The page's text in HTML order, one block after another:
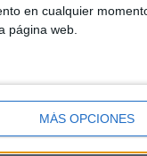
en cualquier
página web.
MÁS OPCIONES